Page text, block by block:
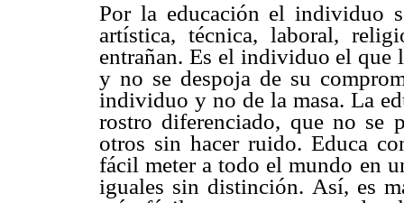
Por la educación el individuo
artística, técnica, laboral,
entrañan. Es el individuo el que
y no se despoja de su
individuo y no de la masa. La
rostro diferenciado, que no se
otros sin hacer ruido. Educa
fácil meter a todo el mundo en
iguales sin distinción. Así, es